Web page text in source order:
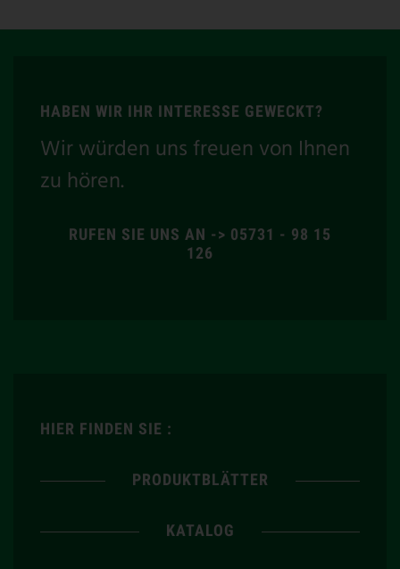
HABEN WIR IHR INTERESSE GEWECKT?
Wir würden uns freuen von Ihnen
zu hören.
RUFEN SIE UNS AN -> 05731 - 98 15
126
HIER FINDEN SIE :
PRODUKTBLÄTTER
KATALOG